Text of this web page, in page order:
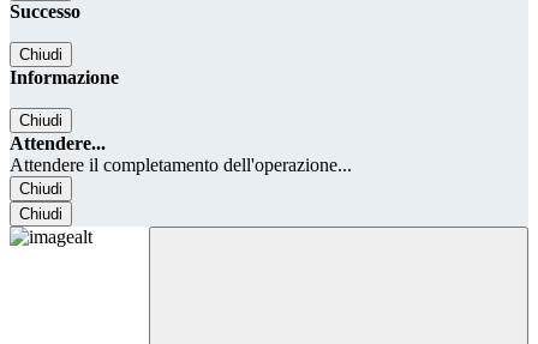
Successo
Chiudi
Informazione
Chiudi
Attendere...
Attendere il completamento dell'operazione...
Chiudi
Chiudi